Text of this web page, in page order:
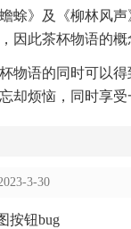
蜍》及《柳林风
因此茶杯物语的概
物语的同时可以
却烦恼，同时享
3-30
按钮bug